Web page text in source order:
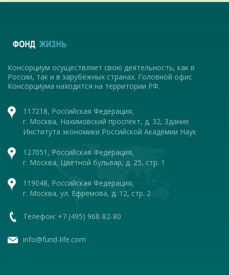
Консорциум осуществляет свою деятельность, как в
России, так и в зарубежных странах. Головной офис
Консорциума находится на территории РФ.
117218, Российская Федерация,
г. Москва, Нахимовский проспект, д. 32, Здание
Института экономики Российской Академии Наук
127051, Российская Федерация,
г. Москва, Цветной бульвар, д. 25, стр. 1
119048, Российская Федерация,
г. Москва, ул. Ефремова, д. 12, стр. 2
Телефон: +7 (495) 968-82-80
info@fund-life.com